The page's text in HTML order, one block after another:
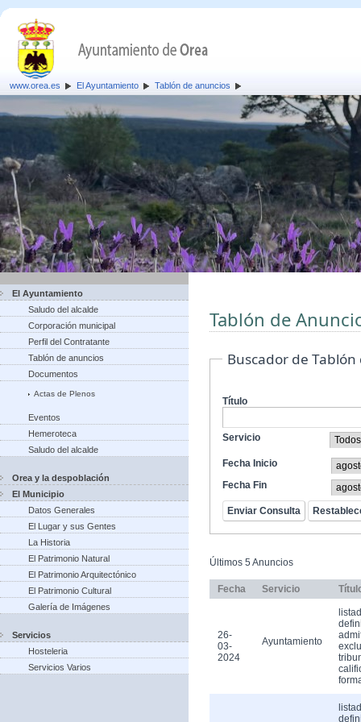
www.orea.es El Ayuntamiento Tablón de anuncios
El Ayuntamiento
Saludo del alcalde
Corporación municipal
Perfil del Contratante
Tablón de anuncios
Documentos
Actas de Plenos
Eventos
Hemeroteca
Saludo del alcalde
Orea y la despoblación
El Municipio
Datos Generales
El Lugar y sus Gentes
La Historia
El Patrimonio Natural
El Patrimonio Arquitectónico
El Patrimonio Cultural
Galería de Imágenes
Servicios
Hosteleria
Servicios Varios
Tablón de
Buscador de
Título
Servicio
Fecha Inicio
Fecha Fin
Últimos 5 Anuncios
Fecha Servicio
26-
03-
2024
Ayuntamiento